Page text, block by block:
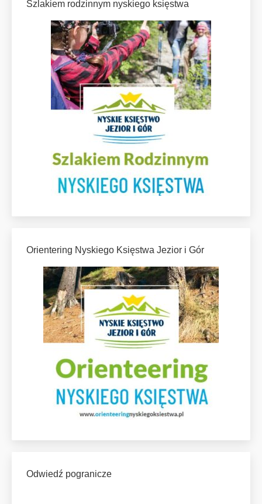
Szlakiem rodzinnym nyskiego księstwa
Orientering Nyskiego Księstwa Jezior i Gór
Odwiedź pogranicze